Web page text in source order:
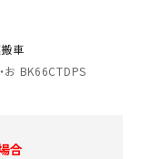
車
お BK66CTDPS
合